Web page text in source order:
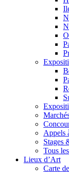
Appels
Stages
Tous
Lieux d’Art
Carte